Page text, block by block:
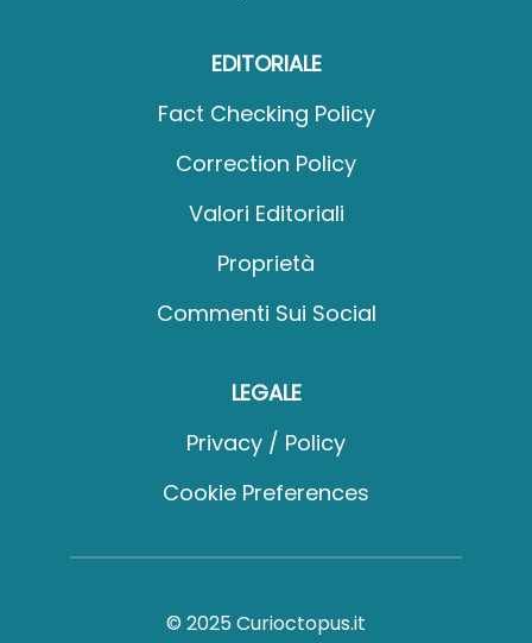
EDITORIALE
Fact Checking Policy
Correction Policy
Valori Editoriali
Proprietà
Commenti Sui Social
LEGALE
Privacy / Policy
Cookie Preferences
© 2025 Curioctopus.it